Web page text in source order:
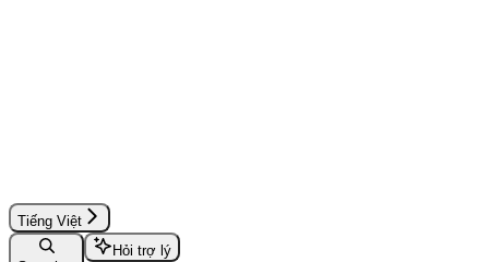
Tiếng Việt
Hỏi trợ lý